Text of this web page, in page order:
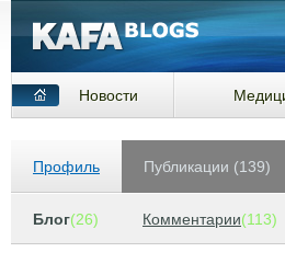
Новости
Профиль Публикации (139)
Блог(26) Комментарии(113)